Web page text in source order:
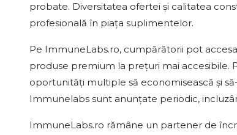
probate. Diversitatea ofertei și calitatea
profesională în piața suplimentelor.
Pe ImmuneLabs.ro, cumpărătorii pot
produse premium la prețuri mai accesibile.
oportunități multiple să economisească și
Immunelabs sunt anunțate periodic,
ImmuneLabs.ro rămâne un partener de